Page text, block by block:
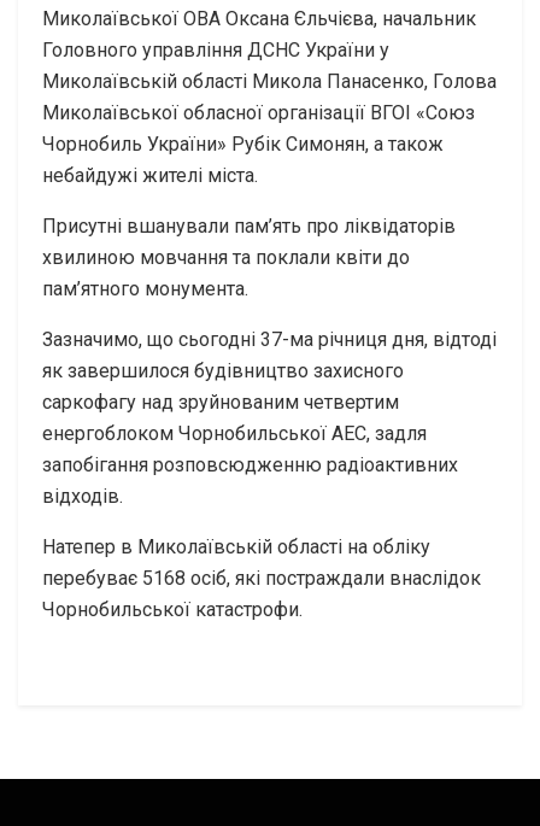
Миколаївської ОВА Оксана Єльчієва, начальник
Головного управління ДСНС України у
Миколаївській області Микола Панасенко, Голова
Миколаївської обласної організації ВГОІ «Союз
Чорнобиль України» Рубік Симонян, а також
небайдужі жителі міста.
Присутні вшанували пам’ять про ліквідаторів
хвилиною мовчання та поклали квіти до
пам’ятного монумента.
Зазначимо, що сьогодні 37-ма річниця дня, відтоді
як завершилося будівництво захисного
саркофагу над зруйнованим четвертим
енергоблоком Чорнобильської АЕС, задля
запобігання розповсюдженню радіоактивних
відходів.
Натепер в Миколаївській області на обліку
перебуває 5168 осіб, які постраждали внаслідок
Чорнобильської катастрофи.